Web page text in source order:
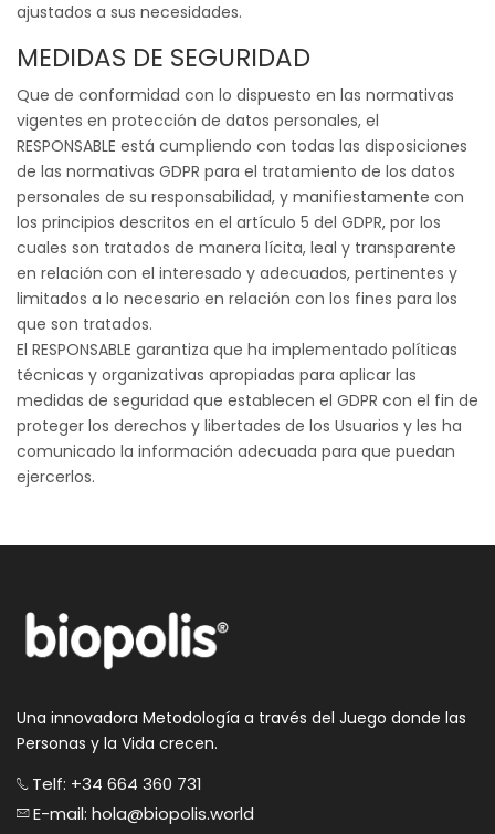
ajustados a sus necesidades.
MEDIDAS DE SEGURIDAD
Que de conformidad con lo dispuesto en las normativas
vigentes en protección de datos personales, el
RESPONSABLE está cumpliendo con todas las disposiciones
de las normativas GDPR para el tratamiento de los datos
personales de su responsabilidad, y manifiestamente con
los principios descritos en el artículo 5 del GDPR, por los
cuales son tratados de manera lícita, leal y transparente
en relación con el interesado y adecuados, pertinentes y
limitados a lo necesario en relación con los fines para los
que son tratados.
El RESPONSABLE garantiza que ha implementado políticas
técnicas y organizativas apropiadas para aplicar las
medidas de seguridad que establecen el GDPR con el fin de
proteger los derechos y libertades de los Usuarios y les ha
comunicado la información adecuada para que puedan
ejercerlos.
Una innovadora Metodología a través del Juego donde las
Personas y la Vida crecen.
Telf: +34 664 360 731
E-mail: hola@biopolis.world